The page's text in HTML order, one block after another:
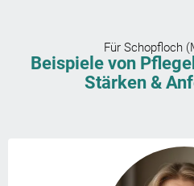
Für Schopfloch
Beispiele von
Stärken &